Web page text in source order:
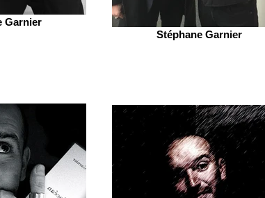
Garnier
Stéphane Garnier